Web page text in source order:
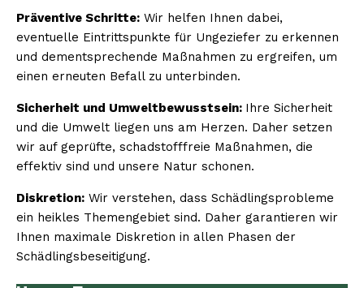
Präventive Schritte: Wir helfen Ihnen dabei,
eventuelle Eintrittspunkte für Ungeziefer zu erkennen
und dementsprechende Maßnahmen zu ergreifen, um
einen erneuten Befall zu unterbinden.
Sicherheit und Umweltbewusstsein: Ihre Sicherheit
und die Umwelt liegen uns am Herzen. Daher setzen
wir auf geprüfte, schadstofffreie Maßnahmen, die
effektiv sind und unsere Natur schonen.
Diskretion: Wir verstehen, dass Schädlingsprobleme
ein heikles Themengebiet sind. Daher garantieren wir
Ihnen maximale Diskretion in allen Phasen der
Schädlingsbeseitigung.